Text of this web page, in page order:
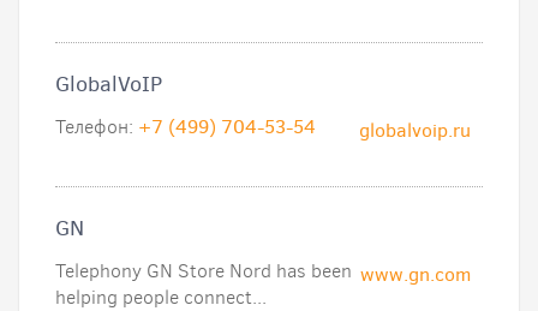
GlobalVoIP
globalvoip.ru
Телефон: +7 (499) 704-53-54
GN
www.gn.com
Telephony GN Store Nord has been
helping people connect...